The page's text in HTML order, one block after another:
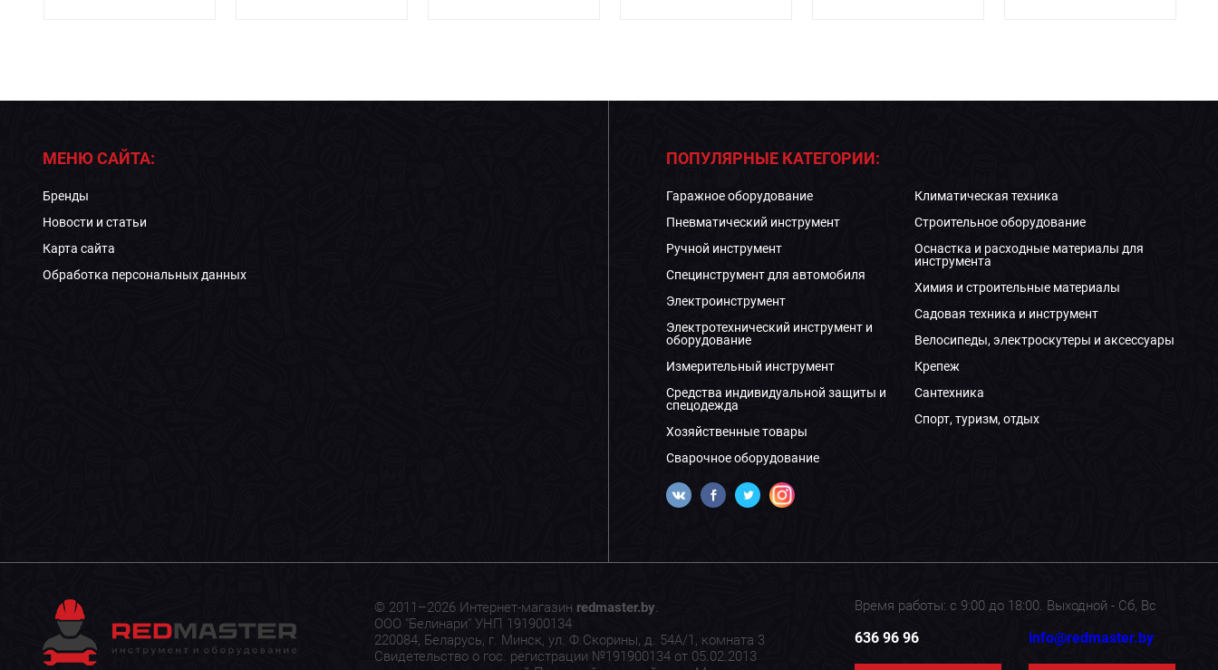
МЕНЮ САЙТА:
Бренды
Новости и статьи
Карта сайта
Обработка персональных данных
ПОПУЛЯРНЫЕ КАТЕГОРИИ:
Гаражное оборудование
Пневматический инструмент
Ручной инструмент
Специнструмент для автомобиля
Электроинструмент
Электротехнический инструмент и
оборудование
Измерительный инструмент
Средства индивидуальной защиты и
спецодежда
Хозяйственные товары
Сварочное оборудование
Климатическая техника
Строительное оборудование
Оснастка и расходные материалы для
инструмента
Химия и строительные материалы
Садовая техника и инструмент
Велосипеды, электроскутеры и аксессуары
Крепеж
Сантехника
Спорт, туризм, отдых
© 2011–2026 Интернет-магазин redmaster.by
ООО "Белинари" УНП 191900134
220084, Беларусь, г. Минск, ул. Ф.Скорины, д. 54А/1, комната 3
Свидетельство о гос. регистрации №191900134 от 05.02.2013
Время работы: с 9:00 до 18:00. Выходной - Сб, Вс
636 96 96 info@redmaster.by